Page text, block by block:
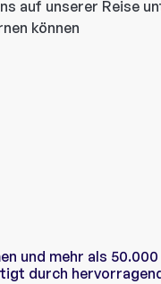
auf unserer Reise
können
und mehr als
durch